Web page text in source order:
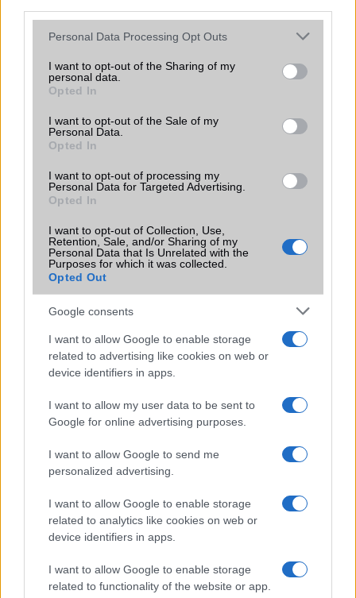
Please note that this website/app uses one or more Google
not limited to your visit or usage behaviour. You may click to
grant or deny consent to Google and its third-party tags to
use your data for below specified purposes in below Google
consent section.
Personal Data Processing Opt Outs
I want to opt-out of the Sharing of my
personal data.
Opted In
I want to opt-out of the Sale of my
Personal Data.
Opted In
I want to opt-out of processing my
Personal Data for Targeted Advertising.
Opted In
I want to opt-out of Collection, Use,
Retention, Sale, and/or Sharing of my
Personal Data that Is Unrelated with the
Purposes for which it was collected.
Opted Out
Google consents
I want to allow Google to enable storage
related to advertising like cookies on web or
device identifiers in apps.
I want to allow my user data to be sent to
Google for online advertising purposes.
I want to allow Google to send me
personalized advertising.
I want to allow Google to enable storage
related to analytics like cookies on web or
device identifiers in apps.
I want to allow Google to enable storage
related to functionality of the website or app.
2026.06.29| Phone Arena
mellett a régóta pletykált hajlítható iPhone Ultra is
bemutatkozhat, miközben az áremelésekről szóló
találgatások továbbra is beárnyékolják a rajtot.
funkció, amely észrevétlenül könnyíti
meg a mindennapokat
Sok felhasználó külön alkalmazásokra esküszik, pedig az
Android már évek óta olyan intelligens funkciókat kínál,
amelyek maguktól dolgoznak a háttérben.
Ez a rejtett Samsung funkció teljesen
megváltoztatja a mobilhasználatot –
sokan mégsem tudnak róla
Az Edge Panel az egyik leghasznosabb funkció, amely
jelentősen felgyorsítja a mindennapi használatot,
miközben a Pixel telefonokból továbbra is hiányzik.
KAPCSOLÓDÓ HÍREK
Ilyen unalmas színekben jön az iPhone 15 széria
(képekkel)
Az új iPhone 15 sorozat világszerte a boltok polcaira került